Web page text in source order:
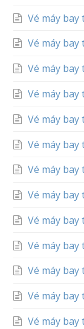
Vé máy bay
Vé máy bay
Vé máy bay
Vé máy bay
Vé máy
Vé máy bay
Vé máy bay
Vé máy bay
Vé máy bay
Vé máy bay
Vé máy bay
Vé máy
Vé máy bay